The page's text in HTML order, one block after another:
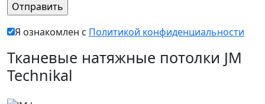
Я ознакомлен с Политикой конфиденциальности
Тканевые натяжные потолки JM
Technikal